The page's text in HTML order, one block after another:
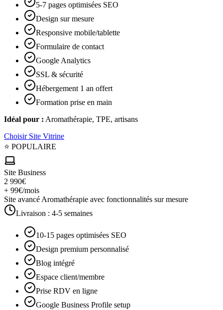
5-7 pages optimisées SEO
Design sur mesure
Responsive mobile/tablette
Formulaire de contact
Google Analytics
SSL & sécurité
Hébergement 1 an offert
Formation prise en main
Idéal pour : Aromathérapie, TPE, artisans
Choisir Site Vitrine
⭐ POPULAIRE
Site Business
2 990€
+ 99€/mois
Site avancé Aromathérapie avec fonctionnalités sur mesure
Livraison : 4-5 semaines
10-15 pages optimisées SEO
Design premium personnalisé
Blog intégré
Espace client/membre
Prise RDV en ligne
Google Business Profile setup